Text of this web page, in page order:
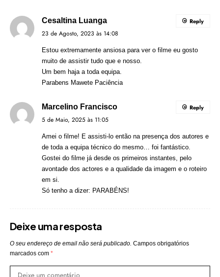
Cesaltina Luanga
23 de Agosto, 2023 às 14:08
Estou extremamente ansiosa para ver o filme eu gosto
muito de assistir tudo que e nosso.
Um bem haja a toda equipa.
Parabens Mawete Paciência
Reply
Marcelino Francisco
5 de Maio, 2025 às 11:05
Amei o filme! E assisti-lo então na presença dos autores e
de toda a equipa técnico do mesmo… foi fantástico.
Gostei do filme já desde os primeiros instantes, pelo
avontade dos actores e a qualidade da imagem e o roteiro
em si.
Só tenho a dizer: PARABÉNS!
Reply
Deixe uma resposta
O seu endereço de email não será publicado. Campos obrigatórios
marcados com *